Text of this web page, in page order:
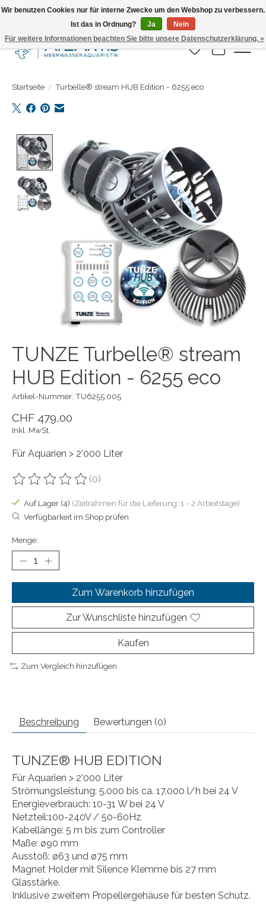
Täglicher Versand. Bestelle bis 15.00 Uhr
Wunschzettel
Ihr
Startseite / Turbelle® stream HUB Edition - 6255 eco
Product image slideshow Items
TUNZE Turbelle® stream
HUB Edition - 6255 eco
Artikel-Nummer: TU6255.005
CHF 479,00
Inkl. MwSt.
Für Aquarien > 2'000 Liter
Die Bewertung dieses Produkts ist
(0)
Auf Lager (4) (Zeitrahmen für die Lieferung: 1 - 2 Arbeitstage)
Verfügbarkeit im Shop prüfen
Menge:
Zum Warenkorb hinzufügen
Zur Wunschliste hinzufügen
Kaufen
Zum Vergleich hinzufügen
Beschreibung Bewertungen (0)
TUNZE® HUB EDITION
Für Aquarien > 2'000 Liter
Strömungsleistung: 5.000 bis ca. 17.000 l/h bei 24 V
Energieverbrauch: 10-31 W bei 24 V
Netzteil:100-240V / 50-60Hz
Kabellänge: 5 m bis zum Controller
Maße: ø90 mm
Ausstoß: ø63 und ø75 mm
Magnet Holder mit Silence Klemme bis 27 mm
Glasstärke.
Inklusive zweitem Propellergehäuse für besten Schutz.
Wir benutzen Cookies nur für interne Zwecke um den Webshop zu verbessern.
Ist das in Ordnung?
Ja
Nein
Für weitere Informationen beachten Sie bitte unsere Datenschutzerklärung. »